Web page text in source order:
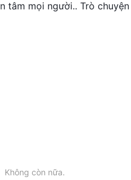
tâm mọi người.. Trò
Không còn nữa.